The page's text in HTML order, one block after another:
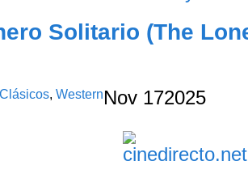
Solitario (The
Clásicos,Western Nov 172025